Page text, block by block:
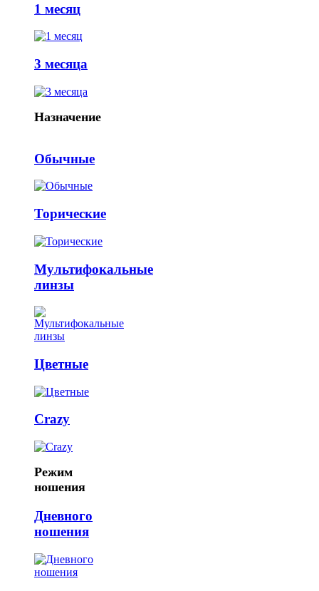
1 месяц
3 месяца
Назначение
Обычные
Торические
Мультифокальные
линзы
Цветные
Crazy
Режим
ношения
Дневного
ношения